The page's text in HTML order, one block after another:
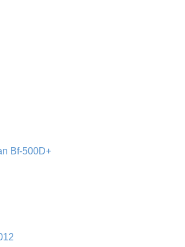
Bf-500D+